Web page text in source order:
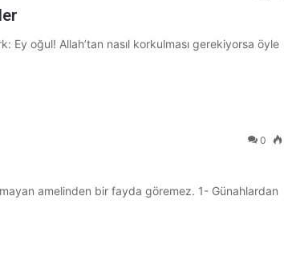
Ey oğul! Allah’tan nasıl korkulması gerekiyorsa öyle
0
amelinden bir fayda göremez. 1- Günahlardan